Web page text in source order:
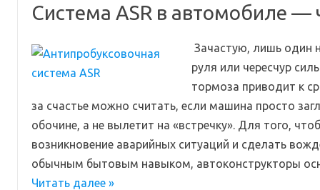
Система ASR в автомобиле —
Зачастую, лишь один
руля или чересчур
тормоза приводит к
за счастье можно считать, если машина просто
обочине, а не вылетит на «встречку». Для того,
возникновение аварийных ситуаций и сделать
обычным бытовым навыком, автоконструкторы
Читать далее »